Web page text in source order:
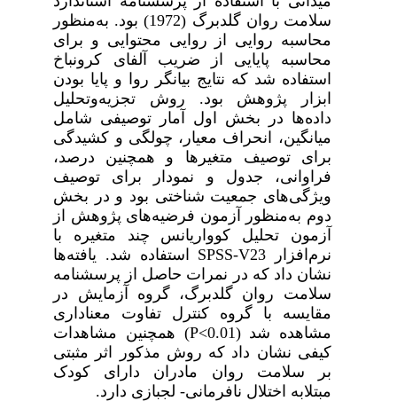
سلامت روان گلدبرگ (1972) بود. به‌منظور
محاسبه روایی از روایی محتوایی و برای
محاسبه پایایی از ضریب آلفای کرونباخ
استفاده شد که نتایج بیانگر روا و پایا بودن
ابزار پژوهش بود. روش تجزیه‌وتحلیل
داده‌ها در بخش اول آمار ‌توصیفی شامل
میانگین، انحراف معیار، چولگی و کشیدگی
برای توصیف متغیرها و همچنین درصد،
فراوانی، جدول و نمودار برای توصیف
ویژگی‌های جمعیت شناختی بود و در بخش
دوم به‌منظور آزمون فرضیه‌های پژوهش از
آزمون تحلیل کوواریانس چند متغیره با
نرم‌افزار
SPSS-V23استفاده شد. یافته‌ها
نشان داد که در نمرات حاصل از پرسشنامه
سلامت روان گلدبرگ، گروه آزمایش در
مقایسه با گروه کنترل تفاوت معناداری
مشاهده شد ( P<0.01) همچنین مشاهدات
کیفی نشان داد که روش مذکور اثر مثبتی
بر سلامت روان مادران دارای کودک
مبتلابه اختلال نافرمانی- لجبازی دارد.